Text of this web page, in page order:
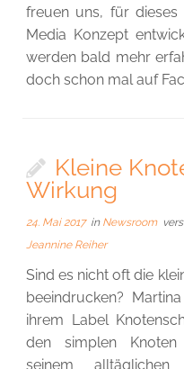
freuen uns, für dieses
Media Konzept
werden bald mehr
doch schon mal auf
Kleine
Wirkung
24. Mai 2017in Newsroom
Jeannine Reiher
Sind es nicht oft die
beeindrucken?
ihrem Label
den simplen
seinem alltäglichen